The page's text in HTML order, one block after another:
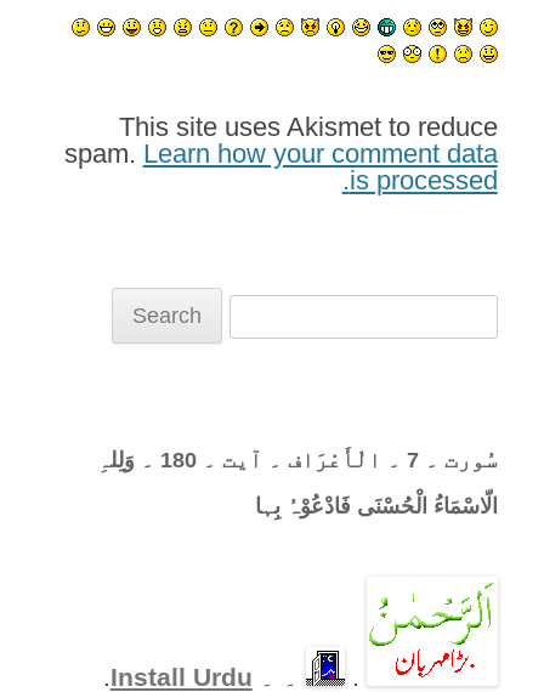
This site uses Akismet to reduce
spam. Learn how your comment data
is processed.
سُورت ۔ 7 ۔ الْأَعْرَاف ۔ آیت ۔ 180 ۔ وَلِلہِ
الّاسْمَاءُ الْحُسْنَی فَادْعُوْہُ بِہا
. ۔ ۔ Install Urdu
.